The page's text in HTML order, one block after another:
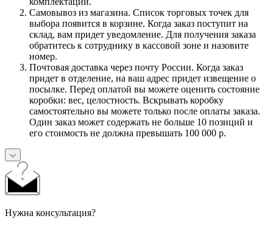
Самовывоз из магазина. Список торговых точек для
выбора появится в корзине. Когда заказ поступит на
склад, вам придет уведомление. Для получения заказа
обратитесь к сотруднику в кассовой зоне и назовите
номер.
Почтовая доставка через почту России. Когда заказ
придет в отделение, на ваш адрес придет извещение о
посылке. Перед оплатой вы можете оценить состояние
коробки: вес, целостность. Вскрывать коробку
самостоятельно вы можете только после оплаты заказа.
Один заказ может содержать не больше 10 позиций и
его стоимость не должна превышать 100 000 р.
Нужна консультация?